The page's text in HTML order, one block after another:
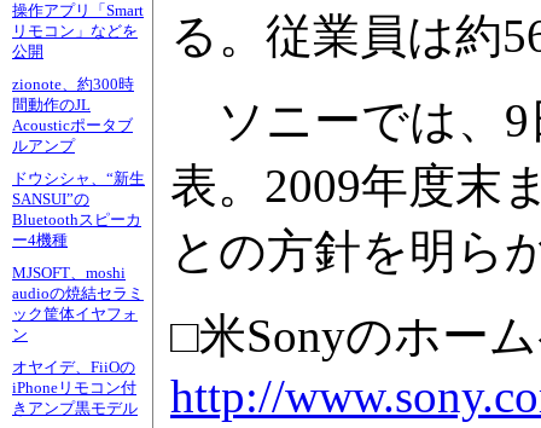
操作アプリ「Smart
リモコン」などを
公開
zionote、約300時
間動作のJL
Acousticポータブ
ルアンプ
ドウシシャ、“新生
SANSUI”の
Bluetoothスピーカ
ー4機種
MJSOFT、moshi
audioの焼結セラミ
ック筐体イヤフォ
ン
オヤイデ、FiiOの
iPhoneリモコン付
きアンプ黒モデル
る。従業員は約
ソニーでは、9
表。2009年度末
との方針を明ら
□米Sonyのホー
http://